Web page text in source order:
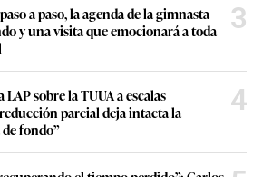
a paso, la agenda de la gimnasta
y una visita que emocionará a toda
3
sobre la TUUA a escalas
parcial deja intacta la
fondo”
4